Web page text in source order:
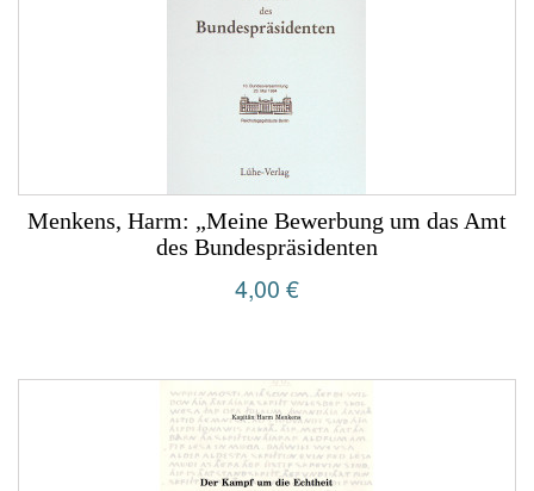
Menkens, Harm: „Meine Bewerbung um das Amt
des Bundespräsidenten
4,00 €